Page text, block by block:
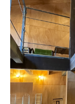
イベント
印刷見本
シルクスクリーン
無地素材